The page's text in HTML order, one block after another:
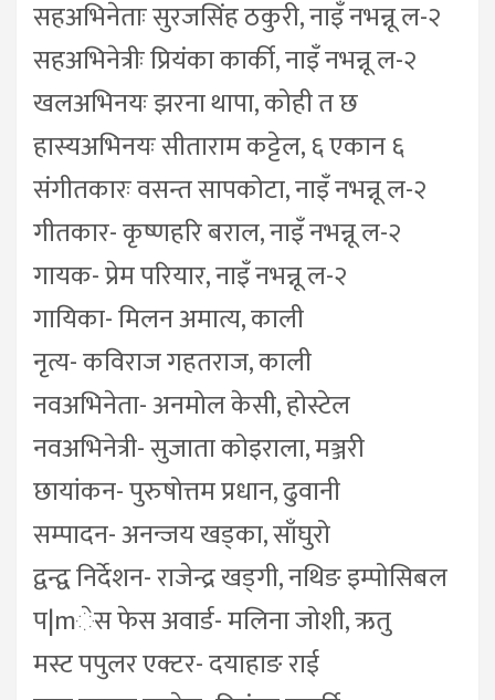
सहअभिनेताः सुरजसिंह ठकुरी, नाइँ नभन्नू ल-२
सहअभिनेत्रीः प्रियंका कार्की, नाइँ नभन्नू ल-२
खलअभिनयः झरना थापा, कोही त छ
हास्यअभिनयः सीताराम कट्टेल, ६ एकान ६
संगीतकारः वसन्त सापकोटा, नाइँ नभन्नू ल-२
गीतकार- कृष्णहरि बराल, नाइँ नभन्नू ल-२
गायक- प्रेम परियार, नाइँ नभन्नू ल-२
गायिका- मिलन अमात्य, काली
नृत्य- कविराज गहतराज, काली
नवअभिनेता- अनमोल केसी, होस्टेल
नवअभिनेत्री- सुजाता कोइराला, मञ्जरी
छायांकन- पुरुषोत्तम प्रधान, ढुवानी
सम्पादन- अनन्जय खड्का, साँघुरो
द्वन्द्व निर्देशन- राजेन्द्र खड्गी, नथिङ इम्पोसिबल
प|mेस फेस अवार्ड- मलिना जोशी, ऋतु
मस्ट पपुलर एक्टर- दयाहाङ राई